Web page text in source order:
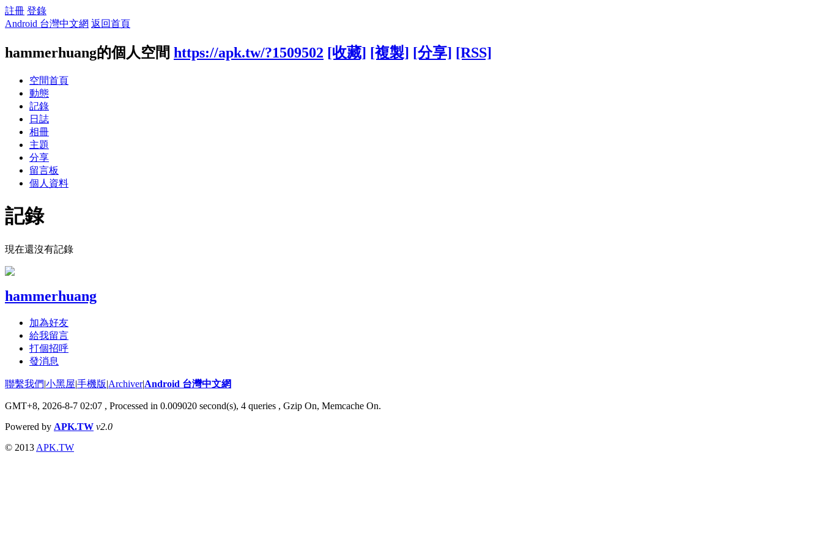
註冊 登錄
Android 台灣中文網 返回首頁
hammerhuang的個人空間 https://apk.tw/?1509502 [收藏] [複製] [分享] [RSS]
空間首頁
動態
記錄
日誌
相冊
主題
分享
留言板
個人資料
記錄
現在還沒有記錄
hammerhuang
加為好友
給我留言
打個招呼
發消息
聯繫我們|小黑屋|手機版|Archiver|Android 台灣中文網
GMT+8, 2026-8-7 02:07 , Processed in 0.009020 second(s), 4 queries , Gzip On, Memcache On.
Powered by APK.TW v2.0
© 2013 APK.TW